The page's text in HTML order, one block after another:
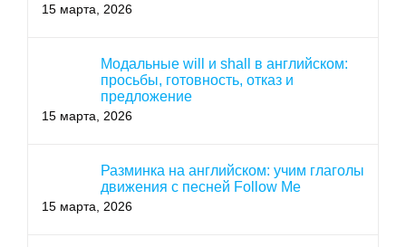
15 марта, 2026
Модальные will и shall в английском:
просьбы, готовность, отказ и
предложение
15 марта, 2026
Разминка на английском: учим глаголы
движения с песней Follow Me
15 марта, 2026